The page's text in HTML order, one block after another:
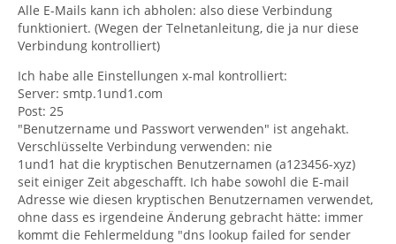
Alle E-Mails kann ich abholen: also diese Verbindung
funktioniert. (Wegen der Telnetanleitung, die ja nur diese
Verbindung kontrolliert)
Ich habe alle Einstellungen x-mal kontrolliert:
Server: smtp.1und1.com
Post: 25
"Benutzername und Passwort verwenden" ist angehakt.
Verschlüsselte Verbindung verwenden: nie
1und1 hat die kryptischen Benutzernamen (a123456-xyz)
seit einiger Zeit abgeschafft. Ich habe sowohl die E-mail
Adresse wie diesen kryptischen Benutzernamen verwendet,
ohne dass es irgendeine Änderung gebracht hätte: immer
kommt die Fehlermeldung "dns lookup failed for sender